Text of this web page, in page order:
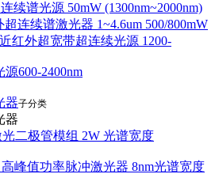
续谱光源 50mW (1300nm~2000nm)
超连续谱激光器 1~4.6um 500/800mW
红外超宽带超连续光源 1200-
600-2400nm
器子分类
器
光二极管模组 2W 光谱宽度
高峰值功率脉冲激光器 8nm光谱宽度